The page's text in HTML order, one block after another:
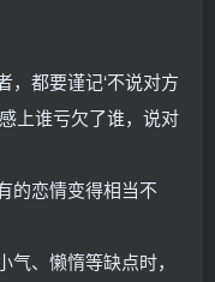
，都要谨记‘不说对方
上谁亏欠了谁，说对
的恋情变得相当不
、懒惰等缺点时，